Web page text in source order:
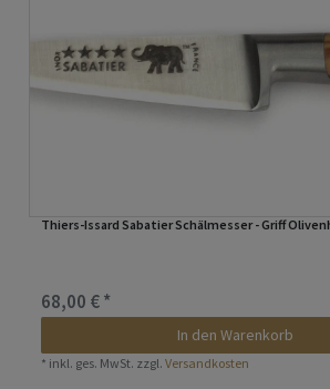
Thiers-Issard Sabatier Schälmesser - Griff
68,00 € *
In den Warenkorb
* inkl. ges. MwSt. zzgl.Versandkosten